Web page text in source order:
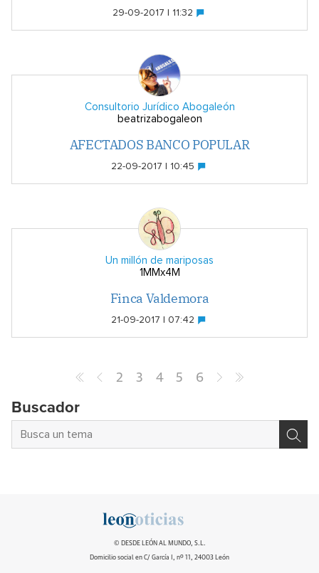
29-09-2017 | 11:32
Consultorio Jurídico Abogaleón
beatrizabogaleon
AFECTADOS BANCO POPULAR
22-09-2017 | 10:45
Un millón de mariposas
1MMx4M
Finca Valdemora
21-09-2017 | 07:42
2 3 4 5 6
Buscador
© DESDE LEÓN AL MUNDO, S.L.
Domicilio social en C/ García I, nº 11, 24003 León